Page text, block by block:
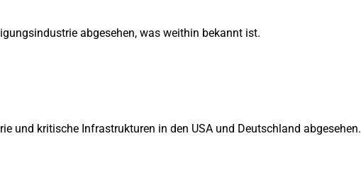
abgesehen, was weithin bekannt ist.
und kritische Infrastrukturen in den USA und Deutschland abgesehen.